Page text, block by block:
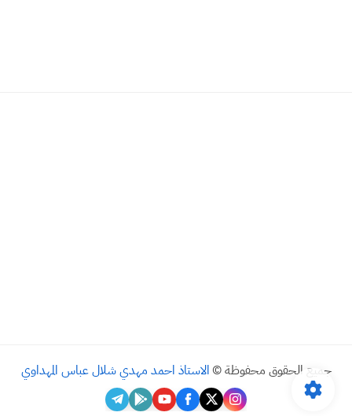
جميع الحقوق محفوظة © الاستاذ احمد مهدي شلال عباس المهداوي